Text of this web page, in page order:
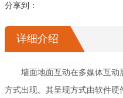
分享到：
详细介绍
墙面地面互动在多媒体互动
方式出现。其呈现方式由软件